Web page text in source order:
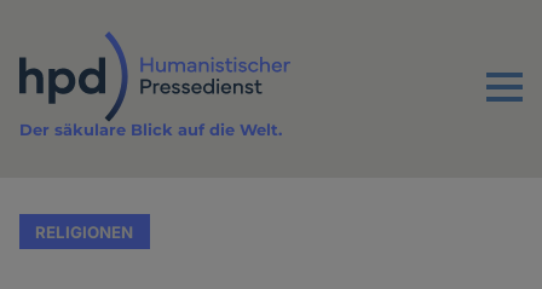
Inhalt
Menu
Der säkulare Blick auf die Welt.
RELIGIONEN